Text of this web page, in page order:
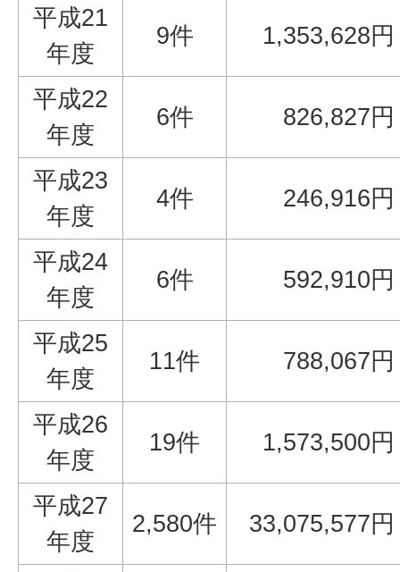
平成21
年度
9件 1,353,628円
平成22
年度
6件 826,827円
平成23
年度
4件 246,916円
平成24
年度
6件 592,910円
平成25
年度
11件 788,067円
平成26
年度
19件 1,573,500円
平成27
年度
2,580件 33,075,577円